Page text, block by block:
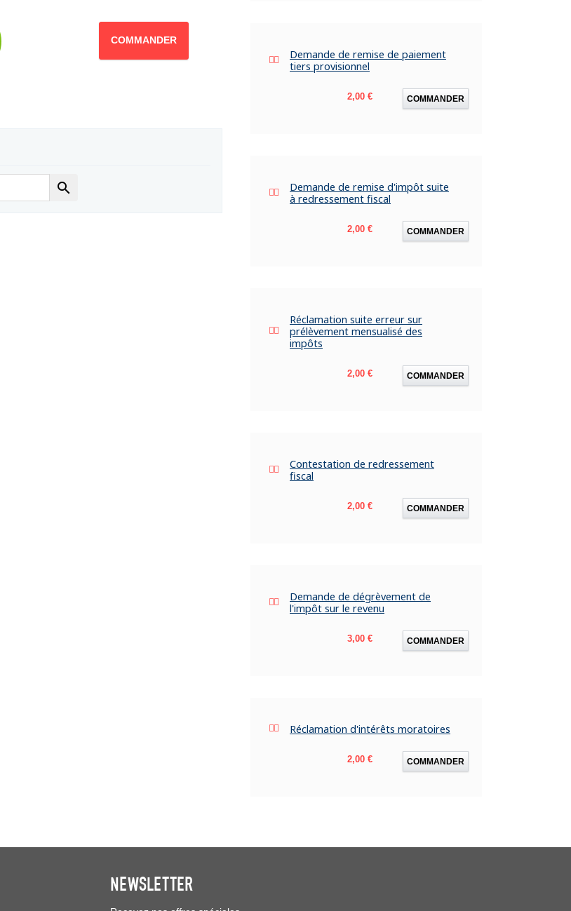
COMMANDER

Demande de remise de paiement
tiers provisionnel
Prix
2,00 € COMMANDER
Demande de remise d'impôt suite
à redressement fiscal
Prix
2,00 € COMMANDER
Réclamation suite erreur sur
prélèvement mensualisé des
impôts
Prix
2,00 € COMMANDER
Contestation de redressement
fiscal
Prix
2,00 € COMMANDER
Demande de dégrèvement de
l'impôt sur le revenu
Prix
3,00 € COMMANDER
Réclamation d'intérêts moratoires
Prix
2,00 € COMMANDER
NEWSLETTER